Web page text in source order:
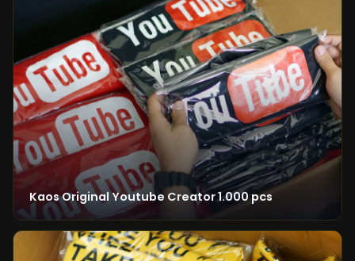
Kaos Original Youtube Creator 1.000 pcs